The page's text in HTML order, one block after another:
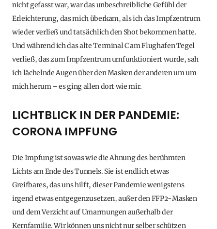
nicht gefasst war, war das unbeschreibliche Gefühl der
Erleichterung, das mich überkam, als ich das Impfzentrum
wieder verließ und tatsächlich den Shot bekommen hatte.
Und während ich das alte Terminal C am Flughafen Tegel
verließ, das zum Impfzentrum umfunktioniert wurde, sah
ich lächelnde Augen über den Masken der anderen um um
mich herum – es ging allen dort wie mir.
LICHTBLICK IN DER PANDEMIE:
CORONA IMPFUNG
Die Impfung ist sowas wie die Ahnung des berühmten
Lichts am Ende des Tunnels. Sie ist endlich etwas
Greifbares, das uns hilft, dieser Pandemie wenigstens
irgend etwas entgegenzusetzen, außer den FFP2-Masken
und dem Verzicht auf Umarmungen außerhalb der
Kernfamilie. Wir können uns nicht nur selber schützen